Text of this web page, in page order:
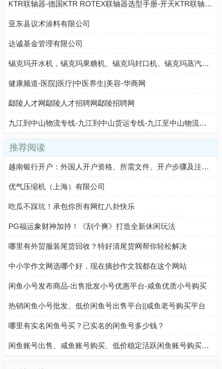
KTR联轴器-德国KTR ROTEX联轴器选型手册-开天KTR联轴器中国官网
亚东县议术涂料有限公司
达诚基金管理有限公司
锡克玛开水机，锡克玛果糖机、锡克玛封口机、锡克玛蒸汽奶泡机-厦门锡克玛科技有限公司
健康频道-医院|医疗|中医养生|美容-华商网
鄢陵人才网鄢陵人才招聘网鄢陵招聘网
九江到中山物流专线-九江到中山货运专线-九江至中山物流公司-就发物流网
推荐阅读
越南银行开户：外国人开户资格、所需文件、开户步骤及注意事项
优气压缩机（上海）有限公司
吃瓜不踩坑！承包你所有网红八卦快乐
PG福运象财神加持！《刮个爽》打造全新休闲玩法
哪里有外贸服装尾货回收？特好清尾货网帮你轻松解决
中小学作文网选哪个好，现在摘抄作文我都在这个网站
闲鱼小号发布商品-出售批发小号优惠平台-咸鱼优质小号购买
热销闲鱼小号批发、低价闲鱼号出售平台||咸鱼老号购买平台
哪里有实名闲鱼号买？已实名的闲鱼号多少钱？
闲鱼账号出售、咸鱼账号购买、低价稳定活跃闲鱼账号购买流程